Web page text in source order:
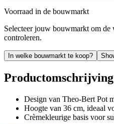
Voorraad in de bouwmarkt
Selecteer jouw bouwmarkt om
controleren.
In welke bouwmarkt te koop?
Productomschrijving
Design van Theo-Bert Pot
Hoogte van 36 cm, ideaal
Crèmekleurige basis voor